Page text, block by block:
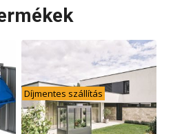
a
variációja
van.
A
változatok
Díjmentes szállítás